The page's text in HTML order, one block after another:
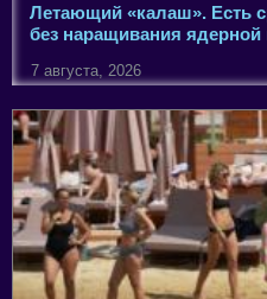
Летающий «калаш». Есть
без наращивания
7 августа, 2026